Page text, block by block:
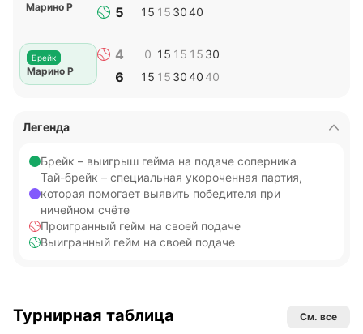
Марино Р
5
15 15 3040
Брейк
Марино Р
4
6
0
15
15
15
15
30
15
40
30
40
Легенда
Брейк – выигрыш гейма на подаче соперника
Тай-брейк – специальная укороченная партия,
которая помогает выявить победителя при
ничейном счёте
Проигранный гейм на своей подаче
Выигранный гейм на своей подаче
Турнирная таблица См. все